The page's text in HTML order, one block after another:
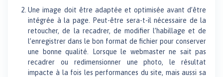
Une image doit être adaptée et optimisée avant d’être
intégrée à la page. Peut-être sera-t-il nécessaire de la
retoucher, de la recadrer, de modifier l’habillage et de
l’enregistrer dans le bon format de fichier pour conserver
une bonne qualité. Lorsque le webmaster ne sait pas
recadrer ou redimensionner une photo, le résultat
impacte à la fois les performances du site, mais aussi sa